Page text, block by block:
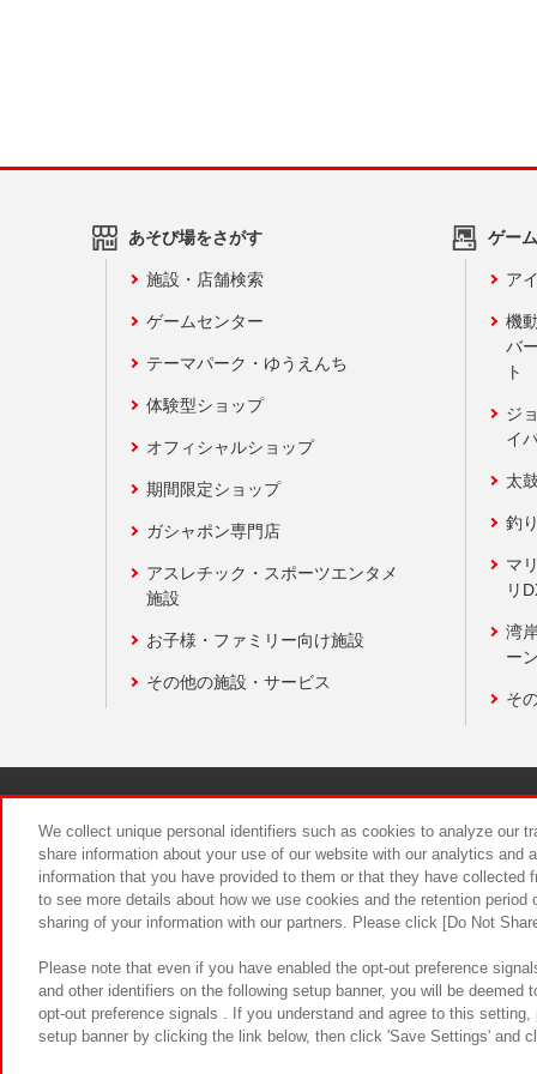
あそび場をさがす
施設・店舗検索
ゲームセンター
テーマパーク・ゆうえんち
体験型ショップ
オフィシャルショップ
期間限定ショップ
ガシャポン専門店
アスレチック・スポーツエンタメ
施設
お子様・ファミリー向け施設
その他の施設・サービス
ゲー
ア
機
バ
ト
ジ
イ
太
釣
マ
リ
湾
ー
そ
食品のご
We collect unique personal identifiers such as cookies to analyze our
share information about your use of our website with our analytics and
information that you have provided to them or that they have
to see more details about how we use cookies and the retention
sharing of your information with our partners. Please click [Do Not
Please note that even if you have enabled the opt-out preference
and other identifiers on the following setup banner, you will be
opt-out preference signals . If you understand and agree to this
setup banner by clicking the link below, then click 'Save Settings' and